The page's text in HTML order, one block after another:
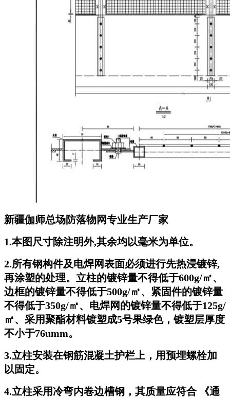
新疆伽师总场防落物网专业生产厂家
1.本图尺寸除注明外,其余均以毫米为单位。
2.所有钢构件及电焊网表面必须进行先热浸镀锌,
再涂塑的处理。立柱的镀锌量不得低于600g/㎡、
边框的镀锌量不得低于500g/㎡、紧固件的镀锌量
不得低于350g/㎡、电焊网的镀锌量不得低于125g/
㎡、采用聚酯材料镀塑成5号果绿色，镀塑层厚度
不小于76umm。
3.立柱安装在钢筋混凝土护栏上，用预埋螺栓加
以固定。
4.立柱采用冷弯内卷边槽钢，其质量应符合 《通